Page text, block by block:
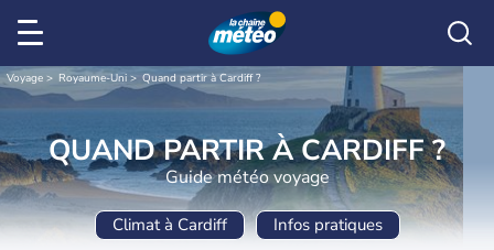
Voyage Royaume-Uni Quand partir à Cardiff ?
QUAND PARTIR À CARDIFF ?
Guide météo voyage
Climat à Cardiff Infos pratiques